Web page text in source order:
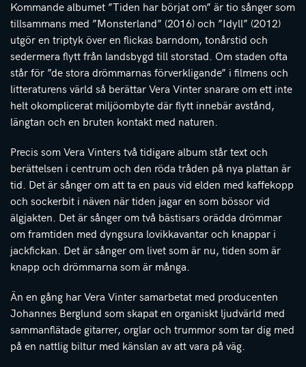
Kommande albumet ”Tiden har börjat om” är tio sånger som
tillsammans med ”Monsterland” (2016) och ”Idyll” (2012)
utgör en triptyk över en flickas barndom, tonårstid och
sedermera flytt från landsbygd till storstad. Om staden ofta
står för ”de stora drömmarnas förverkligande” i filmens och
litteraturens värld så berättar Vera Vinter snarare om ett inte
helt okomplicerat miljöombyte där flytt innebär avstånd,
längtan och en bruten kontakt med naturen.
Precis som Vera Vinters två tidigare album står text och
berättelsen i centrum och den röda tråden på nya plattan är
tid. Det är sånger om att ta en paus vid elden med kaffekopp
och sockerbit i näven när tiden jagar en som bössor vid
älgjakten. Det är sånger om två bästisars orädda drömmar
om framtiden med dyngsura lovikkavantar och knappar i
jackfickan. Det är sånger om livet som är nu, tiden som är
knapp och drömmarna som är många.
Än en gång har Vera Vinter samarbetat med producenten
Johannes Berglund som skapat en organiskt ljudvärld med
sammanflätade gitarrer, orglar och trummor som tar dig med
på en nattlig biltur med känslan av att vara på väg.